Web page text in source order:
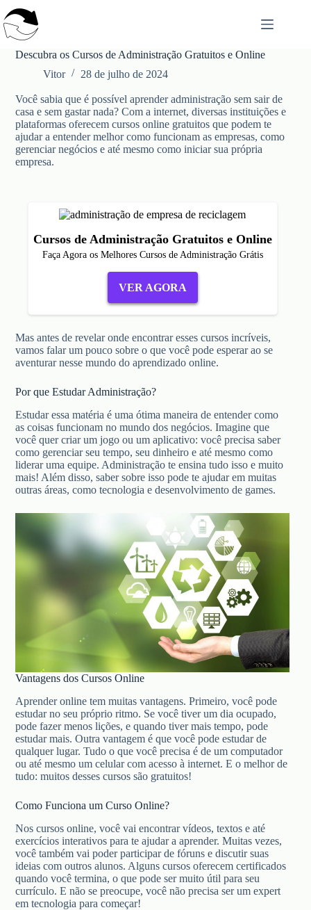
para
o
conteúdo
Descubra os Cursos de Administração Gratuitos e Online
Vitor
28 de julho de 2024
Você sabia que é possível aprender administração sem sair de
casa e sem gastar nada? Com a internet, diversas instituições e
plataformas oferecem cursos online gratuitos que podem te
ajudar a entender melhor como funcionam as empresas, como
gerenciar negócios e até mesmo como iniciar sua própria
empresa.
Cursos de Administração Gratuitos e Online
Faça Agora os Melhores Cursos de Administração Grátis
VER AGORA
Mas antes de revelar onde encontrar esses cursos incríveis,
vamos falar um pouco sobre o que você pode esperar ao se
aventurar nesse mundo do aprendizado online.
Por que Estudar Administração?
Estudar essa matéria é uma ótima maneira de entender como
as coisas funcionam no mundo dos negócios. Imagine que
você quer criar um jogo ou um aplicativo: você precisa saber
como gerenciar seu tempo, seu dinheiro e até mesmo como
liderar uma equipe. Administração te ensina tudo isso e muito
mais! Além disso, saber sobre isso pode te ajudar em muitas
outras áreas, como tecnologia e desenvolvimento de games.
Vantagens dos Cursos Online
Aprender online tem muitas vantagens. Primeiro, você pode
estudar no seu próprio ritmo. Se você tiver um dia ocupado,
pode fazer menos lições, e quando tiver mais tempo, pode
estudar mais. Outra vantagem é que você pode estudar de
qualquer lugar. Tudo o que você precisa é de um computador
ou até mesmo um celular com acesso à internet. E o melhor de
tudo: muitos desses cursos são gratuitos!
Como Funciona um Curso Online?
Nos cursos online, você vai encontrar vídeos, textos e até
exercícios interativos para te ajudar a aprender. Muitas vezes,
você também vai poder participar de fóruns e discutir suas
ideias com outros alunos. Alguns cursos oferecem certificados
quando você termina, o que pode ser muito útil para seu
currículo. E não se preocupe, você não precisa ser um expert
em tecnologia para começar!